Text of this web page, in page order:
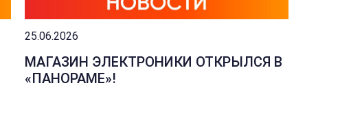
25.06.2026
МАГАЗИН ЭЛЕКТРОНИКИ ОТКРЫЛСЯ В
«ПАНОРАМЕ»!